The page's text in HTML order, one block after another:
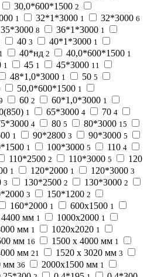
30,0*600*1500 2
1 32*1*3000 1 32*3000 6
35*3000 8 36*1*3000 1
40 3 40*1*3000 1
1 40*нд 2 40,0*600*1500 1
1 45 1 45*3000 11
48*1,0*3000 1 50 5
50,0*600*1500 1
60 2 60*1,0*3000 1
1 65*3000 4 70 4
4 80 5 80*3000 15
1 90*2800 3 90*3000 5
1 100*3000 5 110 4
110*2500 2 110*3000 5 120
1 120*2000 1 120*3000 3
3 130*2500 2 130*3000 2
3 150*1200 2
160*2000 1 600х1500 1
4400 мм 1 1000х2000 1
мм 1 1020х2020 1
мм 16 1500 х 4000 мм 1
мм 21 1520 х 3020 мм 3
мм 36 2000х1500 мм 1